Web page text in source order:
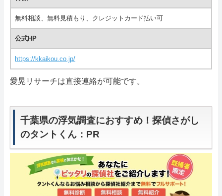
無料相談、無料見積もり、クレジットカード払い可
公式HP
https://kkaikou.co.jp/
愛晃リサーチは直接連絡が可能です。
千葉県の浮気調査におすすめ！探偵さがし
のタントくん：PR